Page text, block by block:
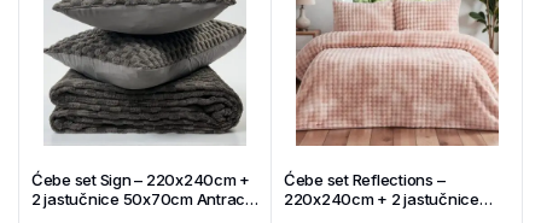
Ćebe set Sign – 220x240cm +
2 jastučnice 50x70cm Antracit
Ćebe set Reflections –
220x240cm + 2 jastučnice